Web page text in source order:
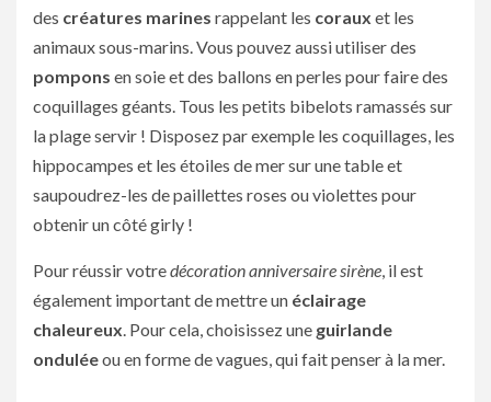
des créatures marines rappelant les coraux et les
animaux sous-marins. Vous pouvez aussi utiliser des
pompons en soie et des ballons en perles pour faire des
coquillages géants. Tous les petits bibelots ramassés sur
la plage servir ! Disposez par exemple les coquillages, les
hippocampes et les étoiles de mer sur une table et
saupoudrez-les de paillettes roses ou violettes pour
obtenir un côté girly !
Pour réussir votredécoration anniversaire sirène , il est
également important de mettre un éclairage
chaleureux . Pour cela, choisissez une guirlande
onduléeou en forme de vagues, qui fait penser à la mer.